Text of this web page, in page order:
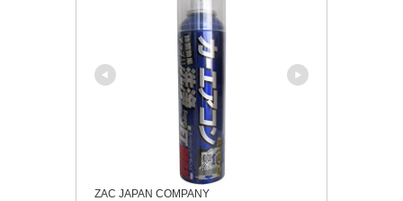
ZAC JAPAN COMPANY